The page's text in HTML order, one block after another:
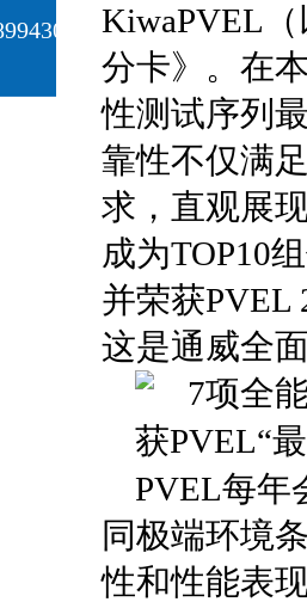
KiwaPVEL
分卡》。在
性测试序列
靠性不仅满
求，直观展
成为TOP10
并荣获PVEL
这是通威全
PVEL每年
同极端环境
性和性能表